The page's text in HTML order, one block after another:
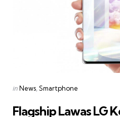
Categories
Posted
inNews Smartphone
Flagship Lawas LG